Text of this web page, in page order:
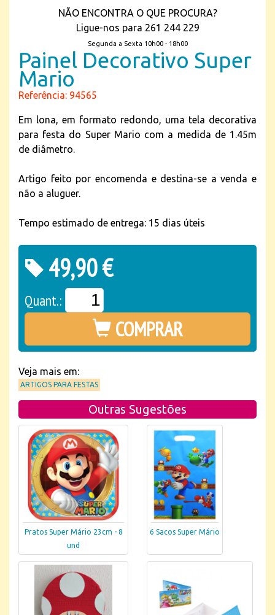
NÃO ENCONTRA O QUE PROCURA?
Ligue-nos para 261 244 229
Segunda a Sexta 10h00 - 18h00
Painel Decorativo Super
Mario
Referência: 94565
Em lona, em formato redondo, uma tela decorativa
para festa do Super Mario com a medida de 1.45m
de diâmetro.
Artigo feito por encomenda e destina-se a venda e
não a aluguer.
Tempo estimado de entrega: 15 dias úteis
49,90 €
Quant.:
COMPRAR
Veja mais em:
ARTIGOS PARA FESTAS
Outras Sugestões
Pratos Super Mário 23cm - 8
und
6 Sacos Super Mário